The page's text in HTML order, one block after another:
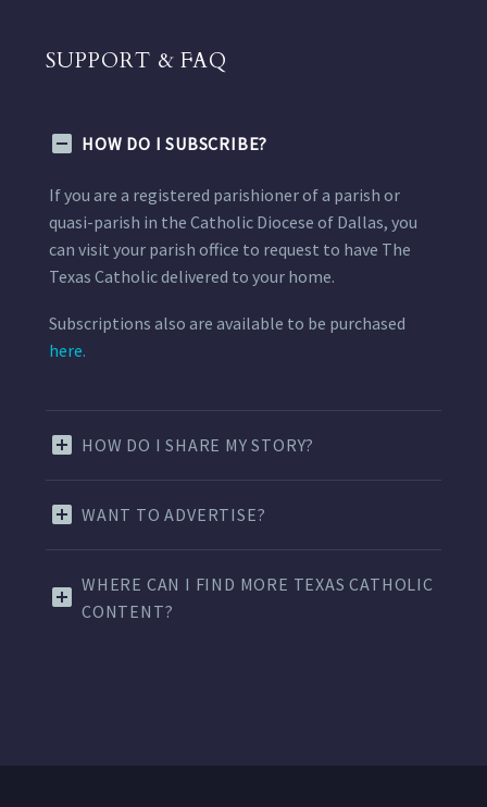
SUPPORT & FAQ
HOW DO I SUBSCRIBE?
If you are a registered parishioner of a parish or
quasi-parish in the Catholic Diocese of Dallas, you
can visit your parish office to request to have The
Texas Catholic delivered to your home.
Subscriptions also are available to be purchased
here.
HOW DO I SHARE MY STORY?
WANT TO ADVERTISE?
WHERE CAN I FIND MORE TEXAS CATHOLIC
CONTENT?